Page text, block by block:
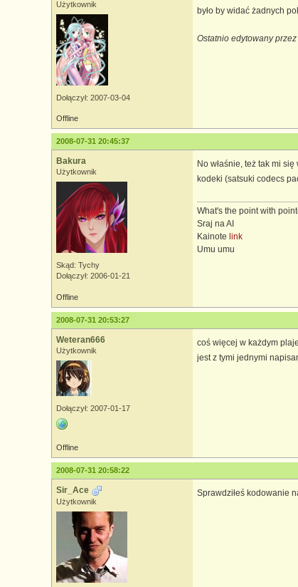
Użytkownik
Dołączył: 2007-03-04
było by widać żadnych
Ostatnio edytowany
Offline
2008-07-31 20:45:37
Bakura
Użytkownik
Skąd: Tychy
Dołączył: 2006-01-21
No właśnie, też tak mi
kodeki (satsuki codecs
What's the point with
Sraj na AI
Kainote link
Umu umu
Offline
2008-07-31 20:53:27
Weteran666
Użytkownik
Dołączył: 2007-01-17
coś więcej w każdym
jest z tymi jednymi
Offline
2008-07-31 20:58:22
Sir_Ace
Użytkownik
Sprawdziłeś kodowanie